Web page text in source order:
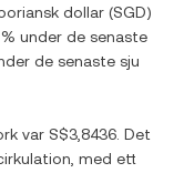
dollar (SGD)
under de senaste
de senaste sju
var S$3,8436 . Det
med ett